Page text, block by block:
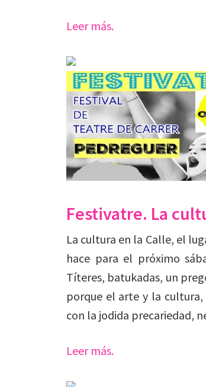
Leer más.
Festivatre. La
La cultura en la Calle, el
hace para el próximo
Títeres, batukadas, un
porque el arte y la cultura,
con la jodida precariedad,
Leer más.